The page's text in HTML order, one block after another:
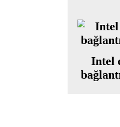
Intel